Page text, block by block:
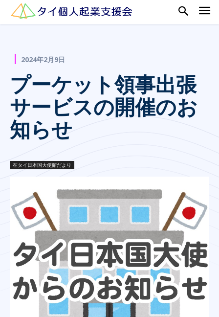
2024年2月9日
プーケット領事出張
サービスの開催のお
知らせ
在タイ日本国大使館だより